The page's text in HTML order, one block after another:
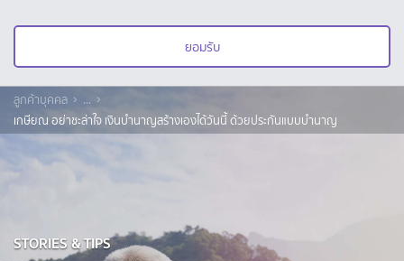
ยอมรับ
ลูกค้าบุคคล
...
เกษียณ อย่าชะล่าใจ เงินบำนาญสร้างเองได้วันนี้ ด้วยประกันแบบบำนาญ
STORIES & TIPS